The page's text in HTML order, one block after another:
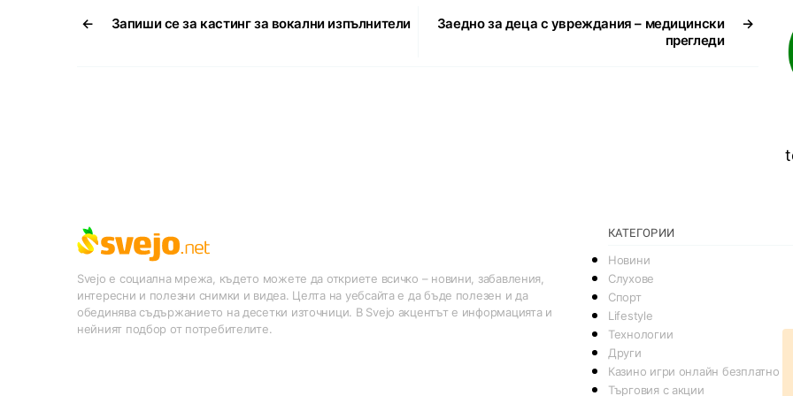
← Запиши се за кастинг за вокални изпълнители →
Заедно за деца с увреждания – медицински
прегледи
Svejo е социална мрежа, където можете да откриете всичко – новини, забавления,
интересни и полезни снимки и видеа. Целта на уебсайта е да бъде полезен и да
обединява съдържанието на десетки източници. В Svejo акцентът е информацията и
нейният подбор от потребителите.
КАТЕГОРИИ
Новини
Слухове
Спорт
Lifestyle
Технологии
Други
Казино игри онлайн безплатно
Търговия с акции